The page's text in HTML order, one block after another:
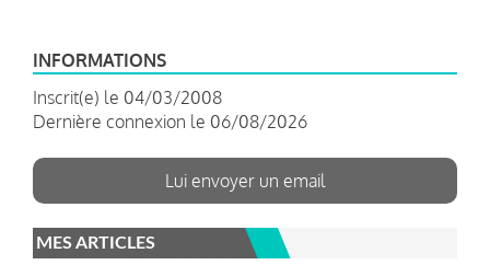
INFORMATIONS
Inscrit(e) le 04/03/2008
Dernière connexion le 06/08/2026
Lui envoyer un email
MES ARTICLES